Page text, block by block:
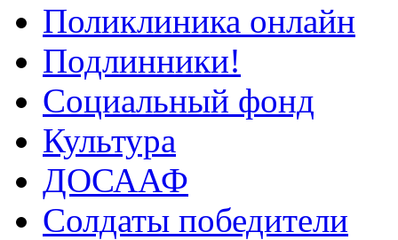
Поликлиника онлайн
Подлинники!
Социальный фонд
Культура
ДОСААФ
Солдаты победители